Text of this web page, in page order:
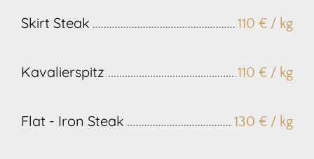
Skirt Steak 110 € / kg
Kavalierspitz 110 € / kg
Flat - Iron Steak 130 € / kg